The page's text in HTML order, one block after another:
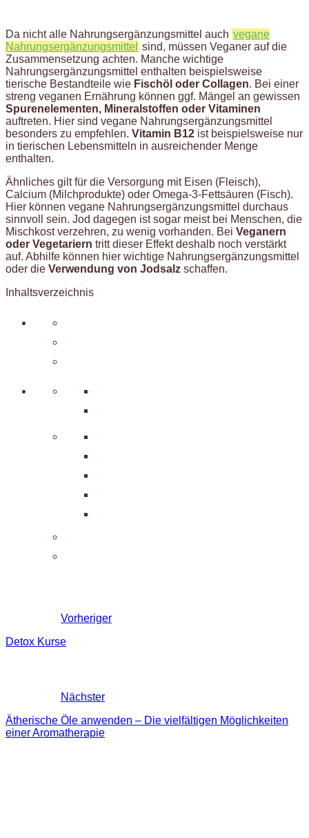
Da nicht alle Nahrungsergänzungsmittel auch vegane
Nahrungsergänzungsmittel sind, müssen Veganer auf die
Zusammensetzung achten. Manche wichtige
Nahrungsergänzungsmittel enthalten beispielsweise
tierische Bestandteile wie Fischöl oder Collagen. Bei einer
streng veganen Ernährung können ggf. Mängel an gewissen
Spurenelementen, Mineralstoffen oder Vitaminen
auftreten. Hier sind vegane Nahrungsergänzungsmittel
besonders zu empfehlen. Vitamin B12 ist beispielsweise nur
in tierischen Lebensmitteln in ausreichender Menge
enthalten.
Ähnliches gilt für die Versorgung mit Eisen (Fleisch),
Calcium (Milchprodukte) oder Omega-3-Fettsäuren (Fisch).
Hier können vegane Nahrungsergänzungsmittel durchaus
sinnvoll sein. Jod dagegen ist sogar meist bei Menschen, die
Mischkost verzehren, zu wenig vorhanden. Bei Veganern
oder Vegetariern tritt dieser Effekt deshalb noch verstärkt
auf. Abhilfe können hier wichtige Nahrungsergänzungsmittel
oder die Verwendung von Jodsalz schaffen.
Inhaltsverzeichnis
Vorheriger
Detox Kurse
Nächster
Ätherische Öle anwenden – Die vielfältigen Möglichkeiten
einer Aromatherapie